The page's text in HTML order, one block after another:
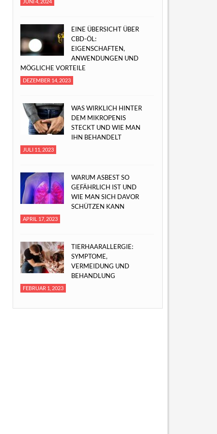
EINE ÜBERSICHT ÜBER
CBD-ÖL:
EIGENSCHAFTEN,
ANWENDUNGEN UND
MÖGLICHE VORTEILE
DEZEMBER 14, 2023
WAS WIRKLICH HINTER
DEM MIKROPENIS
STECKT UND WIE MAN
IHN BEHANDELT
JULI 11, 2023
WARUM ASBEST SO
GEFÄHRLICH IST UND
WIE MAN SICH DAVOR
SCHÜTZEN KANN
APRIL 17, 2023
TIERHAARALLERGIE:
SYMPTOME,
VERMEIDUNG UND
BEHANDLUNG
FEBRUAR 1, 2023